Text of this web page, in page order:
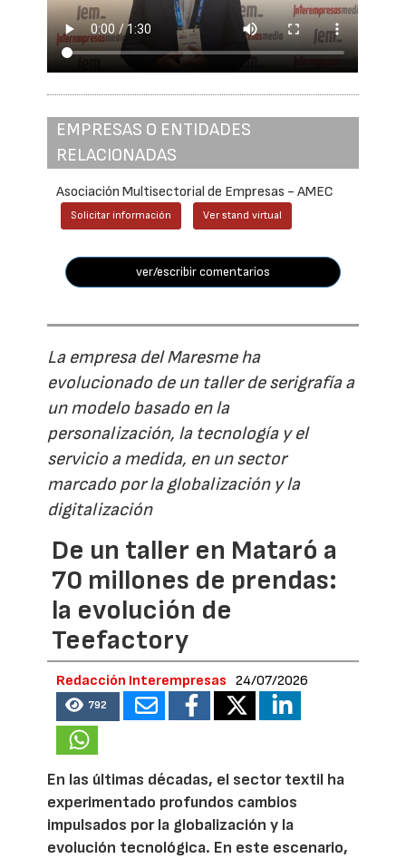
EMPRESAS O ENTIDADES
RELACIONADAS
Asociación Multisectorial de Empresas - AMEC
Solicitar información Ver stand virtual
ver/escribir comentarios
La empresa del Maresme ha
evolucionado de un taller de serigrafía a
un modelo basado en la
personalización, la tecnología y el
servicio a medida, en un sector
marcado por la globalización y la
digitalización
De un taller en Mataró a
70 millones de prendas:
la evolución de
Teefactory
Redacción Interempresas 24/07/2026
792
En las últimas décadas, el sector textil ha
experimentado profundos cambios
impulsados por la globalización y la
evolución tecnológica. En este escenario,